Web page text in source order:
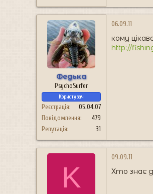
Федька
PsychoSurfer
Користувач
Реєстрація
05.04.07
Повідомлення
479
Репутація
31
06.09.11
кому
http://
K
09.09.11
Хто знає